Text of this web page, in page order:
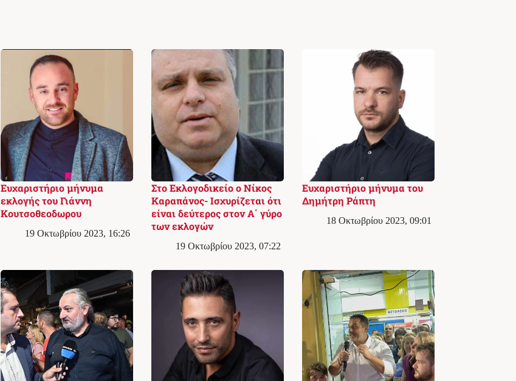
Ευχαριστήριο μήνυμα
εκλογής του Γιάννη
Κουτσοθεοδωρου
19 Οκτωβρίου 2023, 16:26
Στο Εκλογoδικείο ο Νίκος
Καραπάνος- Ισχυρίζεται ότι
είναι δεύτερος στον Α΄ γύρο
των εκλογών
19 Οκτωβρίου 2023, 07:22
Ευχαριστήριο μήνυμα του
Δημήτρη Ράπτη
18 Οκτωβρίου 2023, 09:01